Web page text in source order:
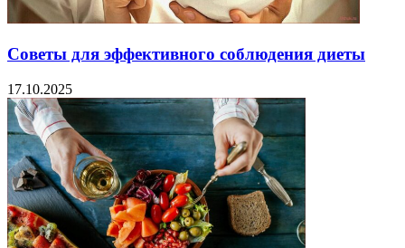
Советы для эффективного соблюдения диеты
17.10.2025